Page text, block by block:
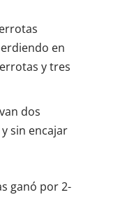
en
y tres
dos
sin encajar
ganó por 2-